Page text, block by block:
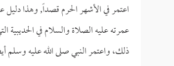
اعتمر في الأشهر الحرم قصداً, وهذا دليل
عمرته عليه الصلاة والسلام في الحديبية
ذلك، واعتمر النبي صلى الله عليه وسلم